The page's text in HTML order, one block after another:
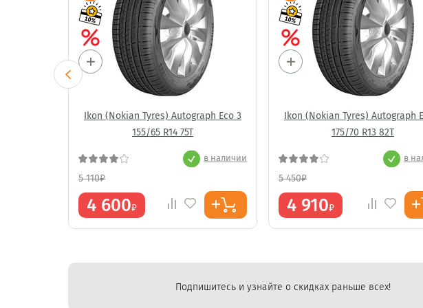
Ikon (Nokian Tyres) Autograph Eco 3
155/65 R14 75T
в наличии
5 110₽
4 600₽
Ikon (Nokian Tyres) Autograph
175/70 R13 82T
в
5 450₽
4 910₽
Подпишитесь и узнайте о скидках раньше всех!